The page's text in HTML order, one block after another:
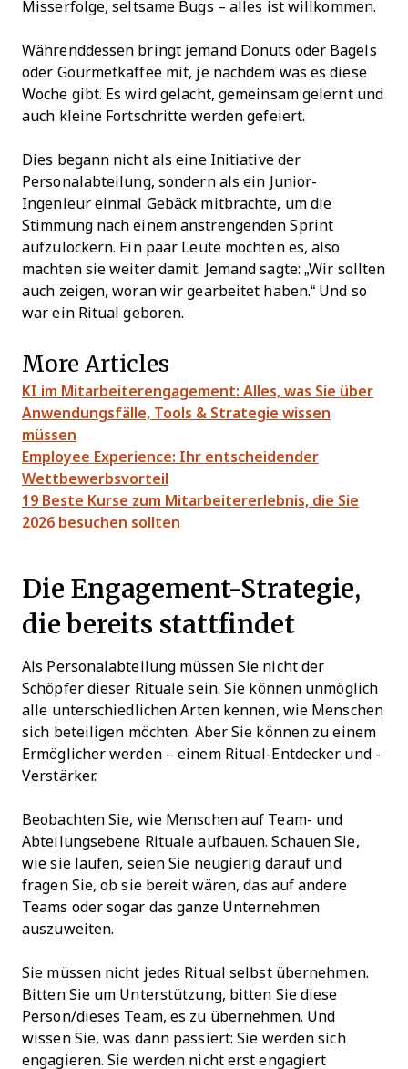
Misserfolge, seltsame Bugs – alles ist willkommen.
Währenddessen bringt jemand Donuts oder Bagels
oder Gourmetkaffee mit, je nachdem was es diese
Woche gibt. Es wird gelacht, gemeinsam gelernt und
auch kleine Fortschritte werden gefeiert.
Dies begann nicht als eine Initiative der
Personalabteilung, sondern als ein Junior-
Ingenieur einmal Gebäck mitbrachte, um die
Stimmung nach einem anstrengenden Sprint
aufzulockern. Ein paar Leute mochten es, also
machten sie weiter damit. Jemand sagte: „Wir sollten
auch zeigen, woran wir gearbeitet haben.“ Und so
war ein Ritual geboren.
More Articles
KI im Mitarbeiterengagement: Alles, was Sie über
Anwendungsfälle, Tools & Strategie wissen
müssen
Employee Experience: Ihr entscheidender
Wettbewerbsvorteil
19 Beste Kurse zum Mitarbeitererlebnis, die Sie
2026 besuchen sollten
Die Engagement-Strategie,
die bereits stattfindet
Als Personalabteilung müssen Sie nicht der
Schöpfer dieser Rituale sein. Sie können unmöglich
alle unterschiedlichen Arten kennen, wie Menschen
sich beteiligen möchten. Aber Sie können zu einem
Ermöglicher werden – einem Ritual-Entdecker und -
Verstärker.
Beobachten Sie, wie Menschen auf Team- und
Abteilungsebene Rituale aufbauen. Schauen Sie,
wie sie laufen, seien Sie neugierig darauf und
fragen Sie, ob sie bereit wären, das auf andere
Teams oder sogar das ganze Unternehmen
auszuweiten.
Sie müssen nicht jedes Ritual selbst übernehmen.
Bitten Sie um Unterstützung, bitten Sie diese
Person/dieses Team, es zu übernehmen. Und
wissen Sie, was dann passiert: Sie werden sich
engagieren. Sie werden nicht erst engagiert